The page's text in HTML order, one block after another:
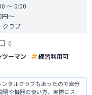
〜 0:00
円〜
クラブ
0
ツーマン
練習利用可
タルクラブもあったので自分
明や機器の使い方、実際にスイ